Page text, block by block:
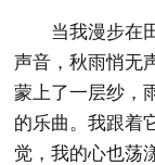
当我漫步在
声音，秋雨悄无
蒙上了一层纱，
的乐曲。我跟着
觉，我的心也荡